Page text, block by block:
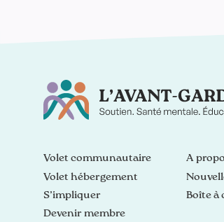
Volet communautaire
Volet hébergement
S’impliquer
Devenir membre
À
Boîte à